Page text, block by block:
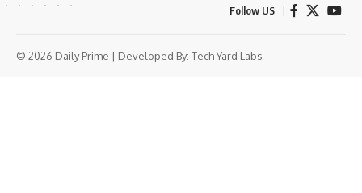
Follow US
© 2026 Daily Prime | Developed By: Tech Yard Labs